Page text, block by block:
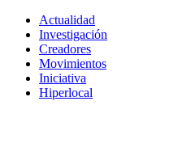
Actualidad
Investigación
Creadores
Movimientos
Iniciativa
Hiperlocal